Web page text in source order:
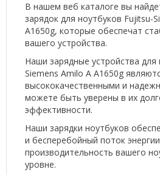
В нашем веб каталоге вы
зарядок для ноутбуков Fujitsu-
A1650g, которые обеспечат
вашего устройства.
Наши зарядные устройства для
Siemens Amilo A A1650g
высококачественными и
можете быть уверены в их
эффективности.
Наши зарядки ноутбуков
и бесперебойный поток
производительность вашего
уровне.